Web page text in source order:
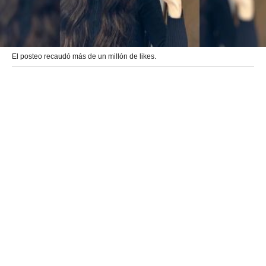
El posteo recaudó más de un millón de likes.